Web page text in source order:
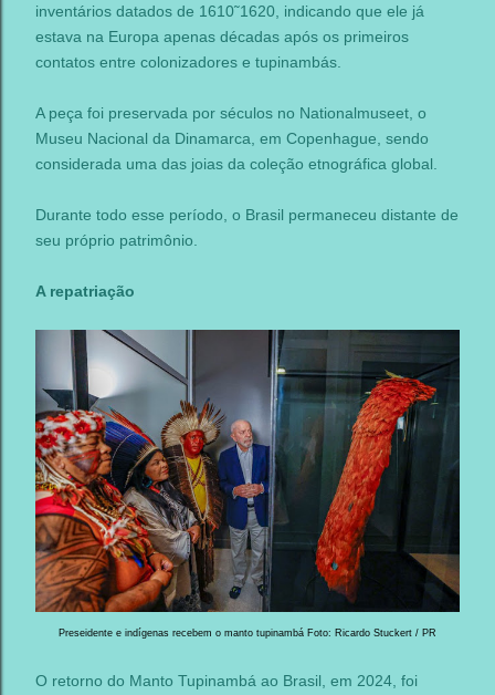
inventários datados de 1610˜1620, indicando que ele já
estava na Europa apenas décadas após os primeiros
contatos entre colonizadores e tupinambás.
A peça foi preservada por séculos no Nationalmuseet, o
Museu Nacional da Dinamarca, em Copenhague, sendo
considerada uma das joias da coleção etnográfica global.
Durante todo esse período, o Brasil permaneceu distante de
seu próprio patrimônio.
A repatriação
Preseidente e indígenas recebem o manto tupinambá Foto: Ricardo Stuckert / PR
O retorno do Manto Tupinambá ao Brasil, em 2024, foi